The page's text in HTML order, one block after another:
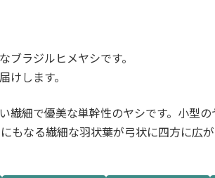
ブラジルヒメヤシです。
けします。
繊細で優美な単幹性のヤシです。小型
もなる繊細な羽状葉が弓状に四方に広が